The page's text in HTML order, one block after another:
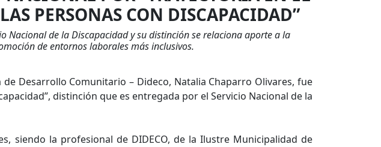
PERSONAS CON DISCAPACIDAD”
Nacional de la Discapacidad y su distinción se relaciona aporte a la
de entornos laborales más inclusivos.
Desarrollo Comunitario – Dideco, Natalia Chaparro Olivares, fue
distinción que es entregada por el Servicio Nacional de la
siendo la profesional de DIDECO, de la Ilustre Municipalidad de